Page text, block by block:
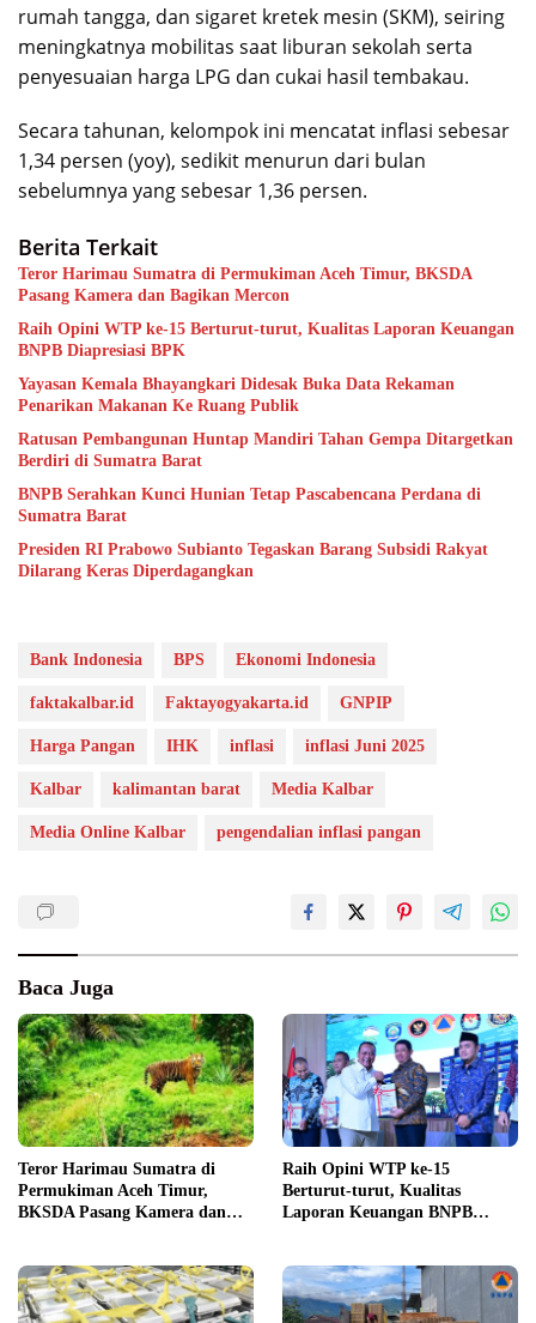
rumah tangga, dan sigaret kretek mesin (SKM), seiring
meningkatnya mobilitas saat liburan sekolah serta
penyesuaian harga LPG dan cukai hasil tembakau.
Secara tahunan, kelompok ini mencatat inflasi sebesar
1,34 persen (yoy), sedikit menurun dari bulan
sebelumnya yang sebesar 1,36 persen.
Berita Terkait
Teror Harimau Sumatra di Permukiman Aceh Timur, BKSDA
Pasang Kamera dan Bagikan Mercon
Raih Opini WTP ke-15 Berturut-turut, Kualitas Laporan Keuangan
BNPB Diapresiasi BPK
Yayasan Kemala Bhayangkari Didesak Buka Data Rekaman
Penarikan Makanan Ke Ruang Publik
Ratusan Pembangunan Huntap Mandiri Tahan Gempa Ditargetkan
Berdiri di Sumatra Barat
BNPB Serahkan Kunci Hunian Tetap Pascabencana Perdana di
Sumatra Barat
Presiden RI Prabowo Subianto Tegaskan Barang Subsidi Rakyat
Dilarang Keras Diperdagangkan
Bank Indonesia BPS Ekonomi Indonesia
faktakalbar.id Faktayogyakarta.id GNPIP
Harga Pangan IHK inflasi inflasi Juni 2025
Kalbar kalimantan barat Media Kalbar
Media Online Kalbar pengendalian inflasi pangan
Baca Juga
Teror Harimau Sumatra di
Permukiman Aceh Timur,
BKSDA Pasang Kamera dan
Raih Opini WTP ke-15
Berturut-turut, Kualitas
Laporan Keuangan BNPB